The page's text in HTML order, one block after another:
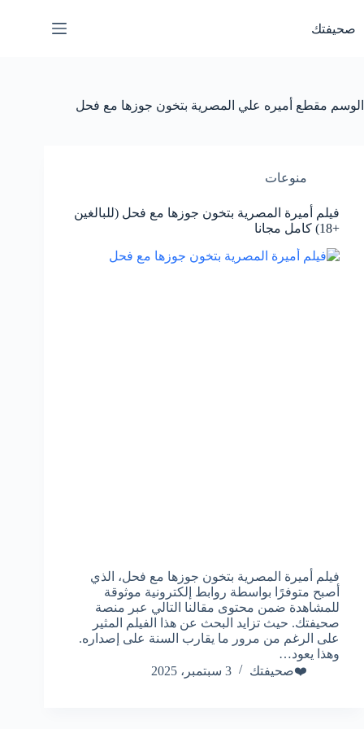
المحتوى
صحيفتك
الوسم مقطع أميره علي المصرية بتخون جوزها مع فحل
منوعات
فيلم أميرة المصرية بتخون جوزها مع فحل (للبالغين
+18) كامل مجانا
فيلم أميرة المصرية بتخون جوزها مع فحل، الذي
أصبح متوفرًا بواسطة روابط إلكترونية موثوقة
للمشاهدة ضمن محتوى مقالنا التالي عبر منصة
صحيفتك. حيث تزايد البحث عن هذا الفيلم المثير
على الرغم من مرور ما يقارب السنة على إصداره.
وهذا يعود…
❤️صحيفتك
3 سبتمبر، 2025